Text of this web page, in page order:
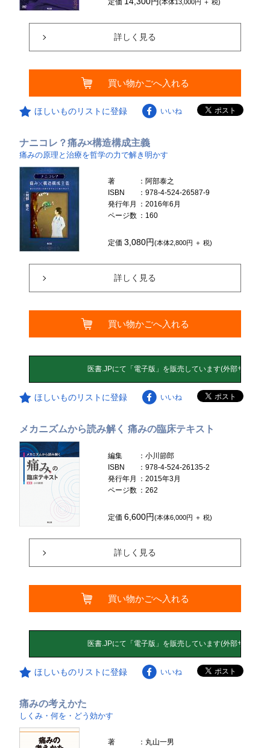
(本体13,000円 ＋ 税)
詳しく見る
買い物かごへ入れる
ほしいものリストに登録 いいね
ナニコレ？痛み×構造構成主義
痛みの原理と治療を哲学の力で解き明かす
著
：阿部泰之
ISBN
：978-4-524-26587-9
発行年月
：2016年6月
ページ数 ：160
定価3,080円(本体2,800円 ＋ 税)
詳しく見る
買い物かごへ入れる
ほしいものリストに登録 いいね
メカニズムから読み解く 痛みの臨床テキスト
編集
：小川節郎
ISBN
：978-4-524-26135-2
発行年月
：2015年3月
ページ数 ：262
定価6,600円(本体6,000円 ＋ 税)
詳しく見る
買い物かごへ入れる
ほしいものリストに登録 いいね
痛みの考えかた
しくみ・何を・どう効かす
著
：丸山一男